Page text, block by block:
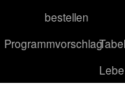
bestellen
Programmvorschlag